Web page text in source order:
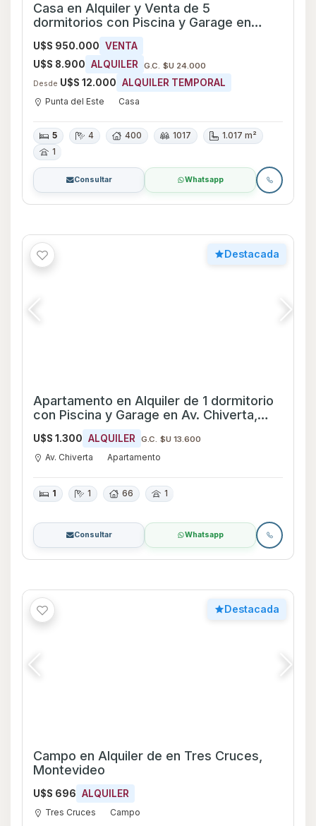
Casa en Alquiler y Venta de 5
dormitorios con Piscina y Garage en
Punta del Este, Maldonado
U$S 950.000 VENTA
U$S 8.900 ALQUILER G.C. $U 24.000
Desde U$S 12.000 ALQUILER TEMPORAL
Punta del Este Casa
5 4 400 1017
1.017 m²
1
Consultar Whatsapp
Destacada
Apartamento en Alquiler de 1 dormitorio
con Piscina y Garage en Av. Chiverta,
Maldonado
U$S 1.300 ALQUILER G.C. $U 13.600
Av. Chiverta Apartamento
1 1 66 1
Consultar Whatsapp
Destacada
Campo en Alquiler de en Tres Cruces,
Montevideo
U$S 696 ALQUILER
Tres Cruces Campo